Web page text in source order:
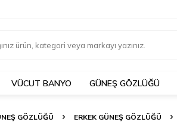
VÜCUT BANYO GÜNEŞ GÖZLÜĞÜ
GÖZLÜĞÜ ERKEK GÜNEŞ GÖZLÜĞÜ